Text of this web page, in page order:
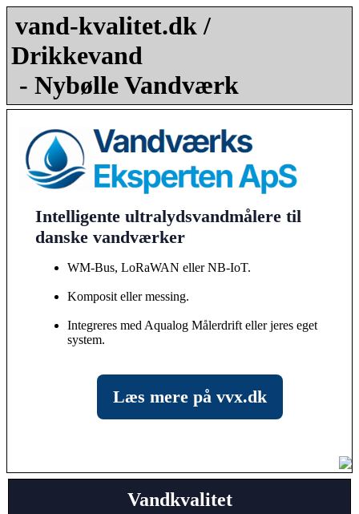
vand-kvalitet.dk /
Drikkevand
- Nybølle Vandværk
Intelligente ultralydsvandmålere til
danske vandværker
WM-Bus, LoRaWAN eller NB-IoT.
Komposit eller messing.
Integreres med Aqualog Målerdrift eller jeres eget
system.
Læs mere på vvx.dk
Vandkvalitet